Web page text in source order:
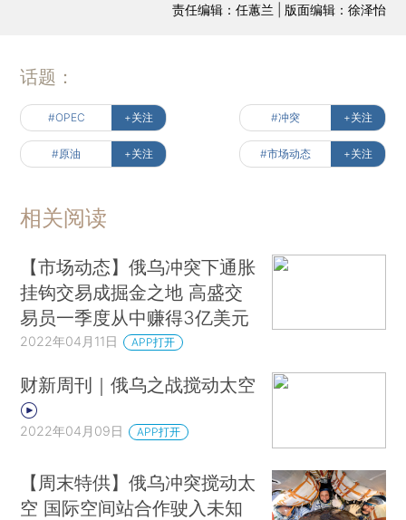
责任编辑：任蕙兰 | 版面编辑：徐泽怡
话题：
#OPEC +关注 #冲突 +关注
#原油 +关注 #市场动态 +关注
相关阅读
【市场动态】俄乌冲突下通胀
挂钩交易成掘金之地 高盛交
易员一季度从中赚得3亿美元
2022年04月11日 APP打开
财新周刊｜俄乌之战搅动太空
2022年04月09日 APP打开
【周末特供】俄乌冲突搅动太
空 国际空间站合作驶入未知